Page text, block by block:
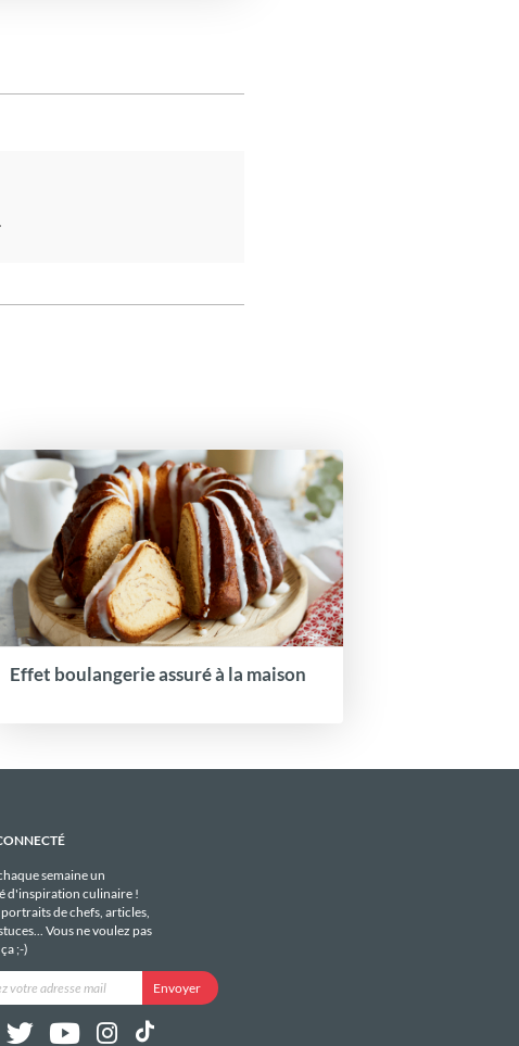
Effet boulangerie assuré à la maison
semaine un
d'inspiration culinaire !
portraits de chefs, articles,
Vous ne voulez pas
;-)